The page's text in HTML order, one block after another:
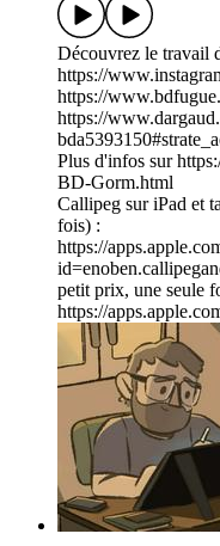
Découvrez le travail
https://
https://
https://
Plus d'infos sur
BD-Gorm.html
Callipeg sur iPad et
fois) :
https://
petit prix, une seule
https://